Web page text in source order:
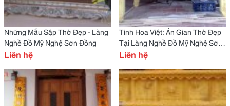
Những Mẫu Sập Thờ Đẹp - Làng
Nghề Đồ Mỹ Nghệ Sơn Đồng
Liên hệ
Tinh Hoa Việt: Án Gian Thờ Đẹp
Tại Làng Nghề Đồ Mỹ Nghệ Sơn
Đồng
Liên hệ